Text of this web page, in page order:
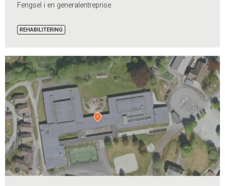
Fengsel i en generalentreprise.
REHABILITERING